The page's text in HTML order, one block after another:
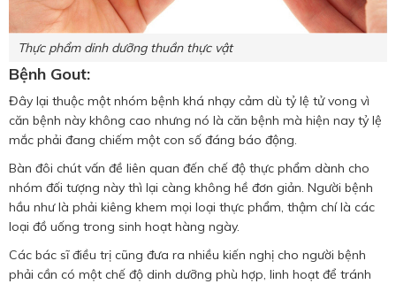
Thực phẩm dinh dưỡng thuần thực vật
Bệnh Gout:
Đây lại thuộc một nhóm bệnh khá nhạy cảm dù tỷ lệ tử vong vì
căn bệnh này không cao nhưng nó là căn bệnh mà hiện nay tỷ lệ
mắc phải đang chiếm một con số đáng báo động.
Bàn đôi chút vấn đề liên quan đến chế độ thực phẩm dành cho
nhóm đối tượng này thì lại càng không hề đơn giản. Người bệnh
hầu như là phải kiêng khem mọi loại thực phẩm, thậm chí là các
loại đồ uống trong sinh hoạt hàng ngày.
Các bác sĩ điều trị cũng đưa ra nhiều kiến nghị cho người bệnh
phải cần có một chế độ dinh dưỡng phù hợp, linh hoạt để tránh